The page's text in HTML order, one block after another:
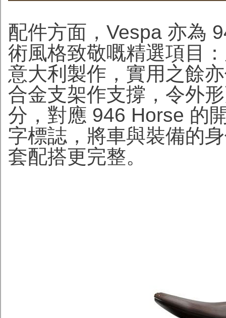
配件方面，Vespa 亦為
術風格致敬嘅精選項目
意大利製作，實用之餘
合金支架作支撐，令外
分，對應 946 Horse 的
字標誌，將車與裝備的
套配搭更完整。